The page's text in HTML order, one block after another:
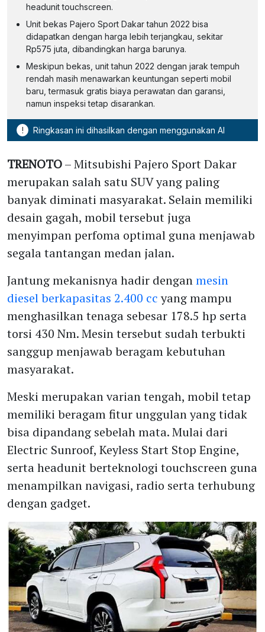
headunit touchscreen.
Unit bekas Pajero Sport Dakar tahun 2022 bisa
didapatkan dengan harga lebih terjangkau, sekitar
Rp575 juta, dibandingkan harga barunya.
Meskipun bekas, unit tahun 2022 dengan jarak tempuh
rendah masih menawarkan keuntungan seperti mobil
baru, termasuk gratis biaya perawatan dan garansi,
namun inspeksi tetap disarankan.
! Ringkasan ini dihasilkan dengan menggunakan AI
TRENOTO– Mitsubishi Pajero Sport Dakar
merupakan salah satu SUV yang paling
banyak diminati masyarakat. Selain memiliki
desain gagah, mobil tersebut juga
menyimpan perfoma optimal guna menjawab
segala tantangan medan jalan.
Jantung mekanisnya hadir denganmesin
diesel berkapasitas 2.400 ccyang mampu
menghasilkan tenaga sebesar 178.5 hp serta
torsi 430 Nm. Mesin tersebut sudah terbukti
sanggup menjawab beragam kebutuhan
masyarakat.
Meski merupakan varian tengah, mobil tetap
memiliki beragam fitur unggulan yang tidak
bisa dipandang sebelah mata. Mulai dari
Electric Sunroof, Keyless Start Stop Engine,
serta headunit berteknologi touchscreen guna
menampilkan navigasi, radio serta terhubung
dengan gadget.